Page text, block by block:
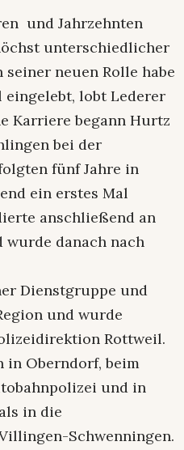
und Jahrzehnten
unterschiedlicher
neuen Rolle habe
eingelebt, lobt Lederer
Karriere begann Hurtz
bei der
fünf Jahre in
ein erstes Mal
anschließend an
wurde danach nach
Dienstgruppe und
und wurde
Rottweil.
in Oberndorf, beim
und in
in die
Schwenningen.